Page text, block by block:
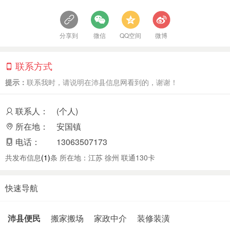
分享到 微信 QQ空间 微博
联系方式
提示： 联系我时，请说明在沛县信息网看到的，谢谢！
联系人：
(个人)
所在地：
安国镇
电话：
13063507173
共发布信息(1)条 所在地：江苏 徐州 联通130卡
快速导航
沛县便民 搬家搬场 家政中介
装修装潢